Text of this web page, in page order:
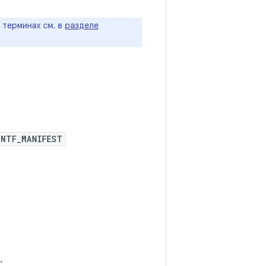
см. в разделе
.